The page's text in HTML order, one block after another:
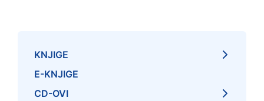
KNJIGE
E-KNJIGE
CD-OVI